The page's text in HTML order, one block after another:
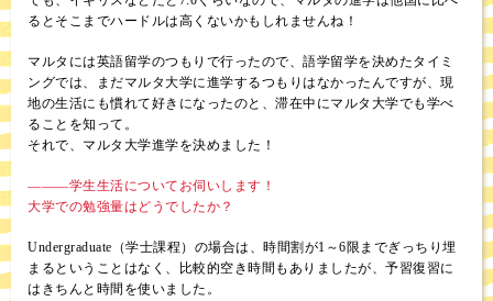
るとそこまでハードルは高くないかもしれませんね！
マルタには英語留学のつもりで行ったので、語学留学を決めたタイミ
ングでは、まだマルタ大学に進学するつもりはなかったんですが、現
地の生活にも慣れて好きになったのと、滞在中にマルタ大学でも学べ
ることを知って。
それで、マルタ大学進学を決めました！
―――学生生活についてお伺いします！
大学での勉強量はどうでしたか？
Undergraduate（学士課程）の場合は、時間割が1～6限までぎっちり埋
まるということはなく、比較的空き時間もありましたが、予習復習に
はきちんと時間を使いました。